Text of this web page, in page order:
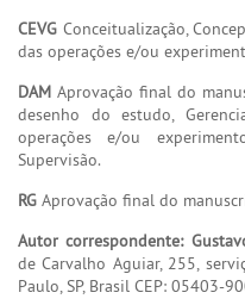
CEVG Conceitualização,
das operações e/ou
DAM Aprovação final do
desenho do estudo,
operações e/ou
Supervisão.
RG Aprovação final do
Autor correspondente:
de Carvalho Aguiar, 255,
Paulo, SP, Brasil CEP: 05403-